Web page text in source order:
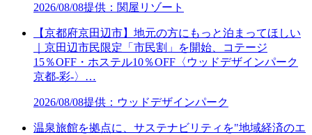
2026/08/08提供：関屋リゾート
【京都府京田辺市】地元の方にもっと泊まってほしい
｜京田辺市民限定「市民割」を開始、コテージ
15％OFF・ホステル10％OFF〈ウッドデザインパーク
京都-彩-〉…
2026/08/08提供：ウッドデザインパーク
温泉旅館を拠点に、サステナビリティを"地域経済のエ